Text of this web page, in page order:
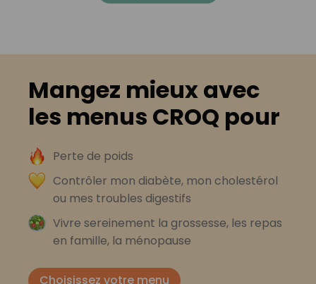
Mangez mieux avec
les menus CROQ pour
Perte de poids
Contrôler mon diabète, mon cholestérol
ou mes troubles digestifs
Vivre sereinement la grossesse, les repas
en famille, la ménopause
Choisissez votre menu